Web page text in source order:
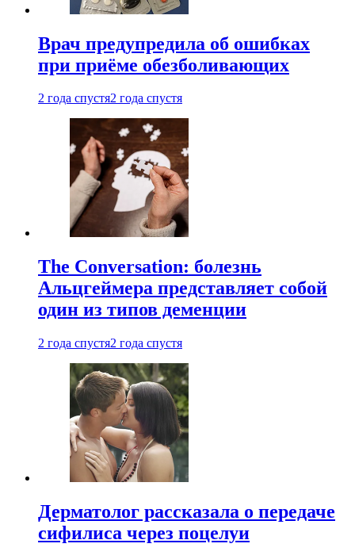
Врач предупредила об ошибках
при приëме обезболивающих
2 года спустя2 года спустя
The Conversation: болезнь
Альцгеймера представляет собой
один из типов деменции
2 года спустя2 года спустя
Дерматолог рассказала о передаче
сифилиса через поцелуи